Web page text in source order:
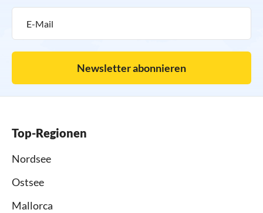
Newsletter abonnieren
Top-Regionen
Nordsee
Ostsee
Mallorca